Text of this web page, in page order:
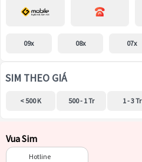
09x 08x 07x
SIM THEO GIÁ
< 500 K 500 - 1 Tr 1 - 3 Tr
Vua Sim
Hotline